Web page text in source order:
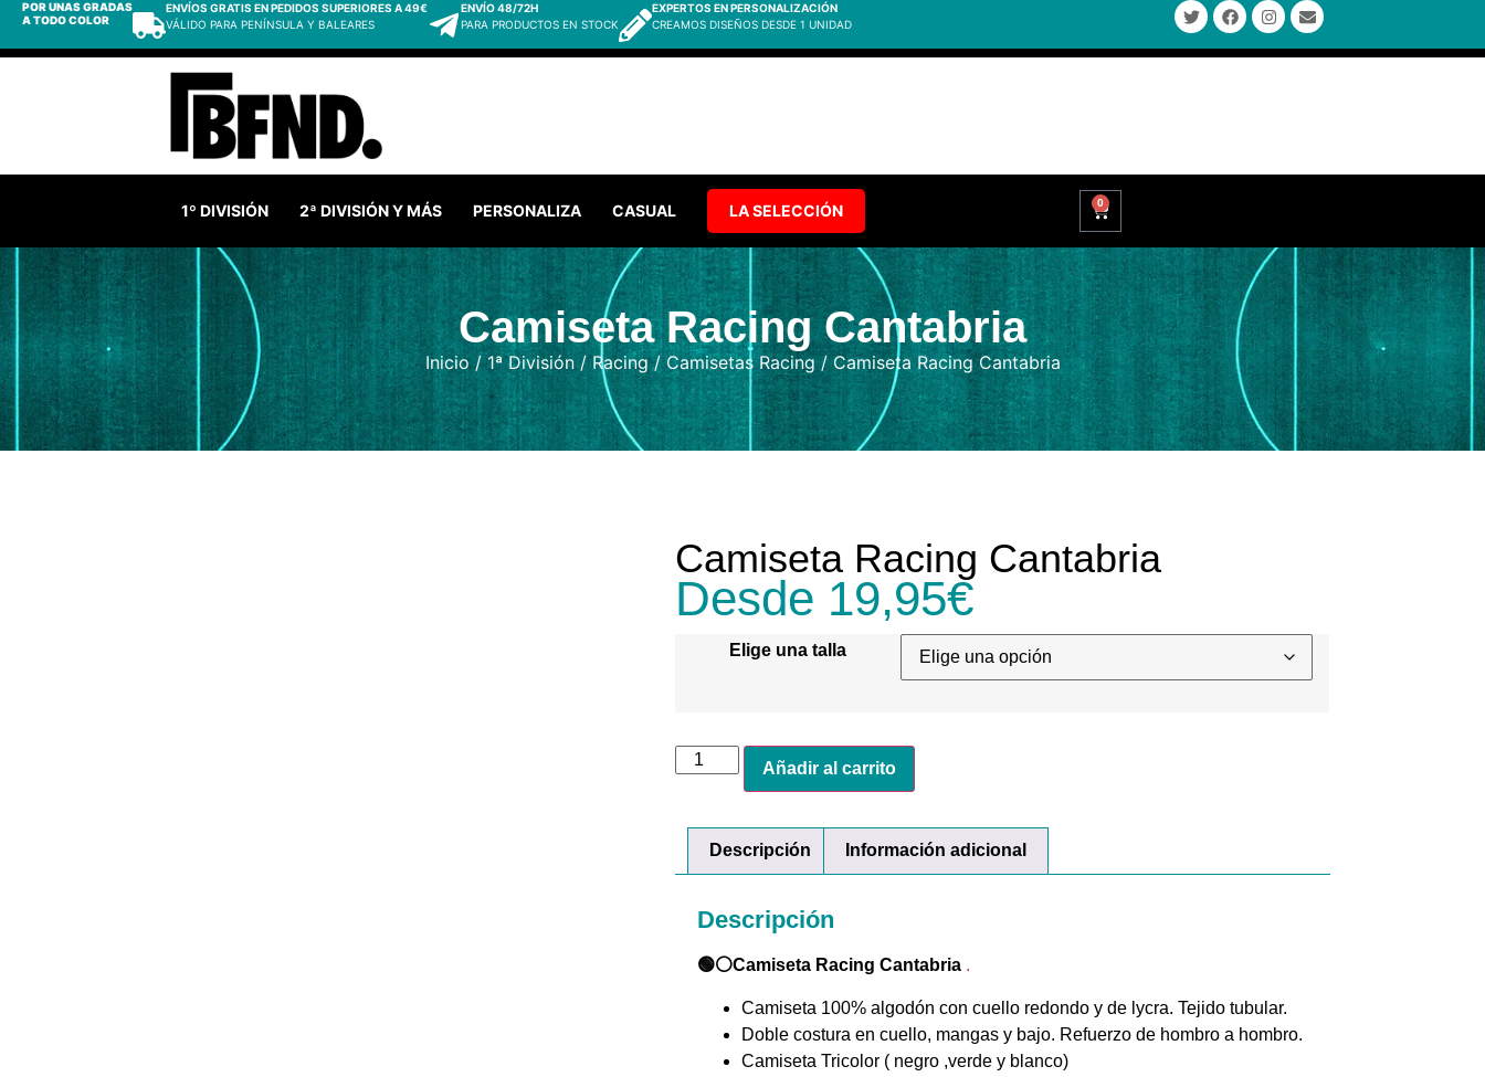
POR UNAS GRADAS
A TODO COLOR
ENVÍOS GRATIS EN PEDIDOS SUPERIORES A 49€
VÁLIDO PARA PENÍNSULA Y BALEARES
ENVÍO 48/72H
PARA PRODUCTOS EN STOCK
EXPERTOS EN PERSONALIZACIÓN
CREAMOS DISEÑOS DESDE 1 UNIDAD
1º DIVISIÓN 2ª DIVISIÓN Y MÁS PERSONALIZA CASUAL LA SELECCIÓN 0
Camiseta Racing Cantabria
Inicio/1ª División/Racing/Camisetas Racing/ Camiseta Racing Cantabria
Camiseta Racing Cantabria
Desde 19,95€
Elige una talla
Añadir al carrito
Descripción Información adicional
Descripción
🟢⚪Camiseta Racing Cantabria .
Camiseta 100% algodón con cuello redondo y de lycra. Tejido tubular.
Doble costura en cuello, mangas y bajo. Refuerzo de hombro a hombro.
Camiseta Tricolor ( negro ,verde y blanco)